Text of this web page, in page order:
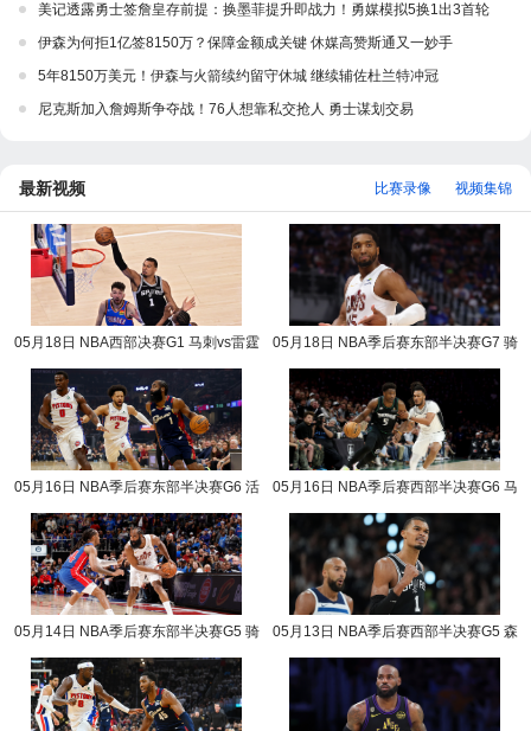
美记透露勇士签詹皇存前提：换墨菲提升即战力！勇媒模拟5换1出3首轮
伊森为何拒1亿签8150万？保障金额成关键 休媒高赞斯通又一妙手
5年8150万美元！伊森与火箭续约留守休城 继续辅佐杜兰特冲冠
尼克斯加入詹姆斯争夺战！76人想靠私交抢人 勇士谋划交易
最新视频 视频集锦
比赛录像
05月18日 NBA西部决赛G1 马刺vs雷霆
05月18日 NBA季后赛东部半决赛G7 骑
05月16日 NBA季后赛东部半决赛G6 活
05月16日 NBA季后赛西部半决赛G6 马
05月14日 NBA季后赛东部半决赛G5 骑
05月13日 NBA季后赛西部半决赛G5 森